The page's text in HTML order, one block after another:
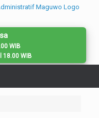
WIB
18.00 WIB